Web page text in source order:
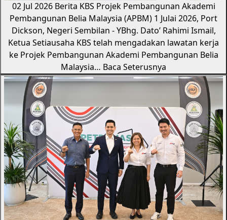
02 Jul 2026 Berita KBS Projek Pembangunan Akademi
Pembangunan Belia Malaysia (APBM) 1 Julai 2026, Port
Dickson, Negeri Sembilan - YBhg. Dato’ Rahimi Ismail,
Ketua Setiausaha KBS telah mengadakan lawatan kerja
ke Projek Pembangunan Akademi Pembangunan Belia
Malaysia… Baca Seterusnya